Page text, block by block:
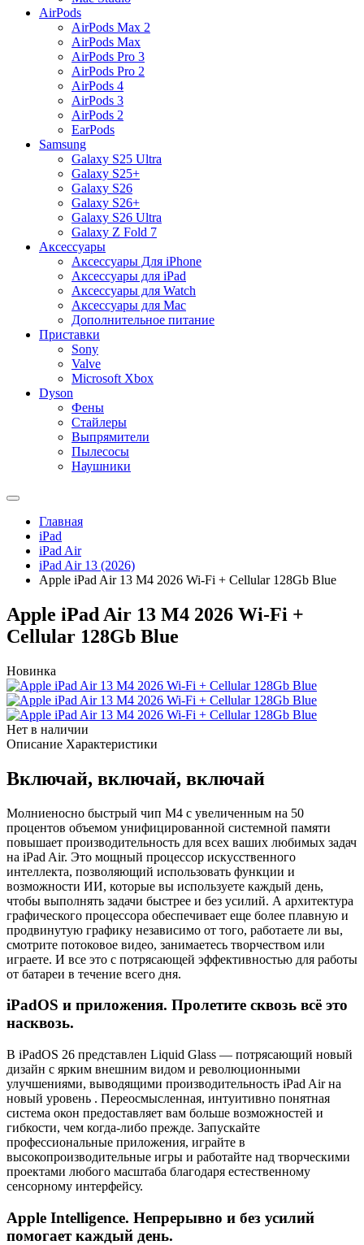
AirPods
AirPods Max 2
AirPods Max
AirPods Pro 3
AirPods Pro 2
AirPods 4
AirPods 3
AirPods 2
EarPods
Samsung
Galaxy S25 Ultra
Galaxy S25+
Galaxy S26
Galaxy S26+
Galaxy S26 Ultra
Galaxy Z Fold 7
Аксессуары
Аксессуары Для iPhone
Аксессуары для iPad
Аксессуары для Watch
Аксессуары для Mac
Дополнительное питание
Приставки
Sony
Valve
Microsoft Xbox
Dyson
Фены
Стайлеры
Выпрямители
Пылесосы
Наушники
Главная
iPad
iPad Air
iPad Air 13 (2026)
Apple iPad Air 13 M4 2026 Wi-Fi + Cellular 128Gb Blue
Apple iPad Air 13 M4 2026 Wi-Fi +
Cellular 128Gb Blue
Новинка
Нет в наличии
Описание Характеристики
Включай, включай, включай
Молниеносно быстрый чип M4 с увеличенным на 50
процентов объемом унифицированной системной памяти
повышает производительность для всех ваших любимых задач
на iPad Air. Это мощный процессор искусственного
интеллекта, позволяющий использовать функции и
возможности ИИ, которые вы используете каждый день,
чтобы выполнять задачи быстрее и без усилий. А архитектура
графического процессора обеспечивает еще более плавную и
продвинутую графику независимо от того, работаете ли вы,
смотрите потоковое видео, занимаетесь творчеством или
играете. И все это с потрясающей эффективностью для работы
от батареи в течение всего дня.
iPadOS и приложения. Пролетите сквозь всё это
насквозь.
В iPadOS 26 представлен Liquid Glass — потрясающий новый
дизайн с ярким внешним видом и революционными
улучшениями, выводящими производительность iPad Air на
новый уровень . Переосмысленная, интуитивно понятная
система окон предоставляет вам больше возможностей и
гибкости, чем когда-либо прежде. Запускайте
профессиональные приложения, играйте в
высокопроизводительные игры и работайте над творческими
проектами любого масштаба благодаря естественному
сенсорному интерфейсу.
Apple Intelligence. Непрерывно и без усилий
помогает каждый день.